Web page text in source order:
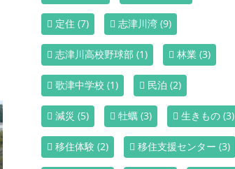
定住 (7) 志津川湾 (9)
志津川高校野球部 (1) 林業 (3)
歌津中学校 (1) 民泊 (2)
減災 (5) 牡蠣 (3) 生きもの (3)
移住体験 (2) 移住支援センター (3)